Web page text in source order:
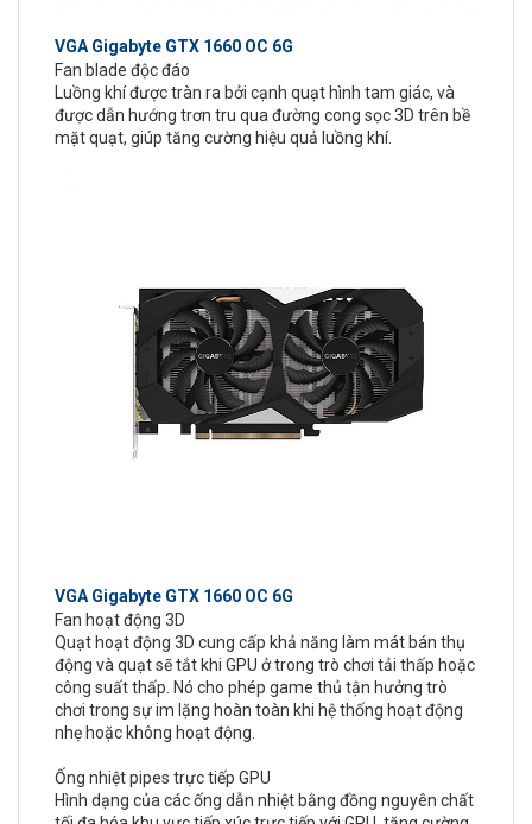
VGA Gigabyte GTX 1660 OC 6G
Fan blade độc đáo
Luồng khí được tràn ra bởi cạnh quạt hình tam giác, và
được dẫn hướng trơn tru qua đường cong sọc 3D trên bề
mặt quạt, giúp tăng cường hiệu quả luồng khí.
VGA Gigabyte GTX 1660 OC 6G
Fan hoạt động 3D
Quạt hoạt động 3D cung cấp khả năng làm mát bán thụ
động và quạt sẽ tắt khi GPU ở trong trò chơi tải thấp hoặc
công suất thấp. Nó cho phép game thủ tận hưởng trò
chơi trong sự im lặng hoàn toàn khi hệ thống hoạt động
nhẹ hoặc không hoạt động.
Ống nhiệt pipes trực tiếp GPU
Hình dạng của các ống dẫn nhiệt bằng đồng nguyên chất